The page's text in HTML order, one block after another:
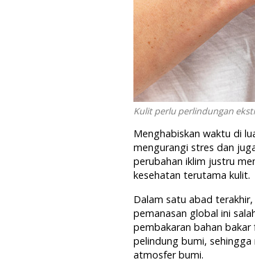
Kulit perlu perlindungan
Menghabiskan waktu di
mengurangi stres dan
perubahan iklim justru
kesehatan terutama kulit.
Dalam satu abad
pemanasan global ini
pembakaran bahan
pelindung bumi,
atmosfer bumi.